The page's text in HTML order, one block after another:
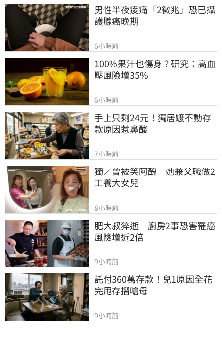
男性半夜痠痛「2徵兆」恐已攝
護腺癌晚期
6小時前
100%果汁也傷身？研究：高血
壓風險增35%
6小時前
手上只剩24元！獨居嬤不動存
款原因惹鼻酸
7小時前
獨／曾被笑阿醜　她兼父職做2
工養大女兒
8小時前
肥大叔猝逝　廚房2事恐害罹癌
風險增近2倍
9小時前
託付360萬存款！兒1原因全花
完甩存摺嗆母
9小時前